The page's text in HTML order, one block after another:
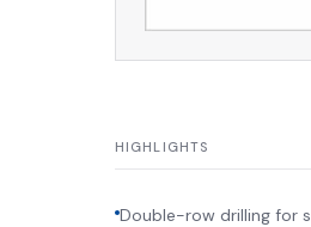
HIGHLIGHTS
Double-row drilling for